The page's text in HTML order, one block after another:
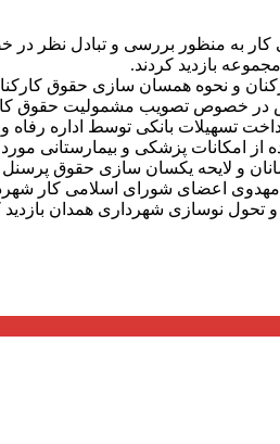
به منظور بررسی و تبادل نظر
بازدید کردند.
کارکنان و نحوه همسان سازی حقوق
در خصوص تصویب مشمولیت حقوق
تسهیلات بانکی توسط اداره
از امکانات پزشکی و بیمارستانی
و لایحه یکسان سازی حقوق
اعضای شورای اسلامی کار
تحول نوسازی شهرداری همدان بازدید